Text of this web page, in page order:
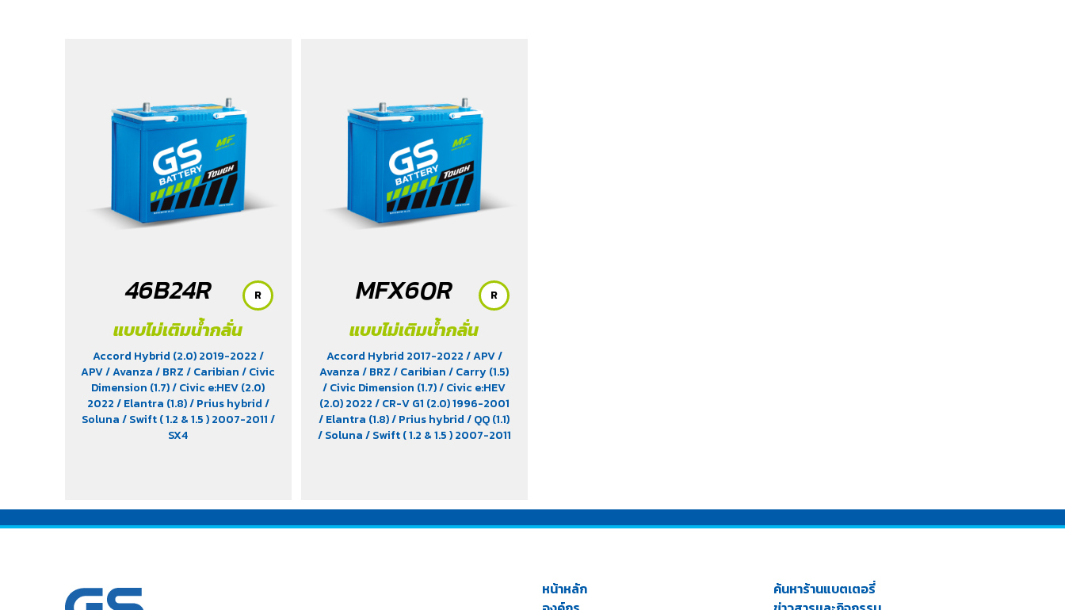
46B24R
แบบไม่เติมน้ำกลั่น
Accord Hybrid (2.0) 2019-2022/
APV/ Avanza/ BRZ/ Caribian/ Civic
Dimension (1.7)/ Civic e:HEV (2.0)
2022/ Elantra (1.8)/ Prius hybrid/
Soluna/ Swift ( 1.2 & 1.5 ) 2007-2011/
SX4
R MFX60R
แบบไม่เติมน้ำกลั่น
Accord Hybrid 2017-2022/ APV/
Avanza/ BRZ/ Caribian/ Carry (1.5)
/ Civic Dimension (1.7)/ Civic e:HEV
(2.0) 2022/ CR-V G1 (2.0) 1996-2001
/ Elantra (1.8)/ Prius hybrid/ QQ (1.1)
/ Soluna/ Swift ( 1.2 & 1.5 ) 2007-2011
R
หน้าหลัก
ค้นหาร้านแบตเตอรี่